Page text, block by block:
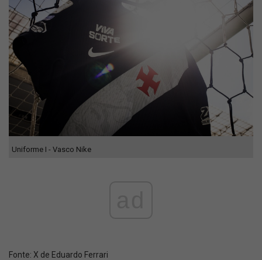
Uniforme I - Vasco Nike
Fonte: X de Eduardo Ferrari